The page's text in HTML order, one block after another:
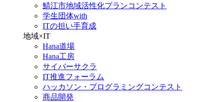
鯖江市地域活性化プランコンテスト
学生団体with
ITの担い手育成
地域×IT
Hana道場
Hana工房
サイバーサクラ
IT推進フォーラム
ハッカソン・プログラミングコンテスト
商品開発